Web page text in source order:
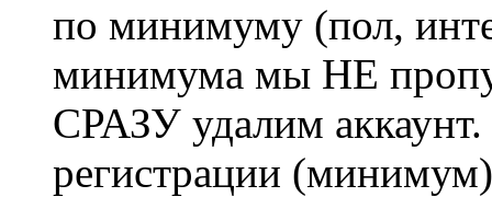
по минимуму (пол,
минимума мы НЕ
СРАЗУ удалим
регистрации